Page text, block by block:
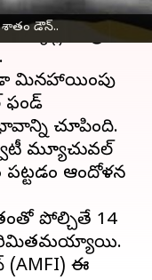
డౌన్..
చేపట్టిన
తీవ్ర
మినహాయింపు
చూపింది.
మ్యూచువల్
పట్టడం ఆందోళన
పోల్చితే 14
పరిమితమయ్యాయి.
ఈ